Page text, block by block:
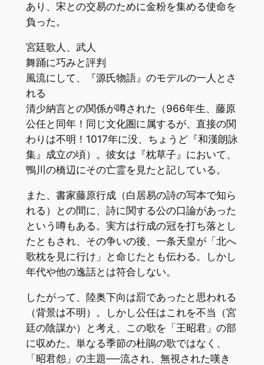
あり、宋との交易のために金粉を集める使命を
負った。
宮廷歌人、武人
舞踊に巧みと評判
風流にして、『源氏物語』のモデルの一人とさ
れる
清少納言との関係が噂された（966年生、藤原
公任と同年！同じ文化圏に属するが、直接の関
わりは不明！1017年に没、ちょうど『和漢朗詠
集』成立の頃）。彼女は『枕草子』において、
鴨川の橋辺にその亡霊を見たと記している。
また、書家藤原行成（白居易の詩の写本で知ら
れる）との間に、詩に関する公の口論があった
という噂もある。実方は行成の冠を打ち落とし
たともされ、その争いの後、一条天皇が「北へ
歌枕を見に行け」と命じたとも伝わる。しかし
年代や他の逸話とは符合しない。
したがって、陸奥下向は罰であったと思われる
（背景は不明）。しかし公任はこれを不当（宮
廷の陰謀か）と考え、この歌を「王昭君」の部
に収めた。単なる季節の杜鵑の歌ではなく、
「昭君怨」の主題──流され、無視された嘆き